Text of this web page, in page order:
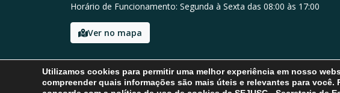
Horário de Funcionamento: Segunda à Sexta das 08:00 às 17:00
Ver no mapa
Email: sic@sejusc.am.gov.br
Tel: (92) 98454-8684
Utilizamos cookies para permitir uma melhor experiência em nosso
compreender quais informações são mais úteis e relevantes para você.